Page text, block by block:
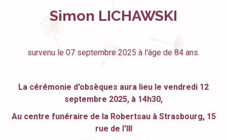
Simon LICHAWSKI
survenu le 07 septembre 2025 à l'âge de 84 ans.
La cérémonie d'obsèques aura lieu le vendredi 12
septembre 2025, à 14h30,
Au centre funéraire de la Robertsau à Strasbourg, 15
rue de l'Ill